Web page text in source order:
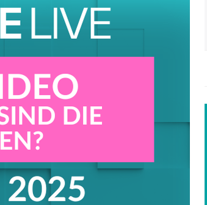
TECH FINDER präsentiert
PREMIUM TECHNOLOGIE PARTNER